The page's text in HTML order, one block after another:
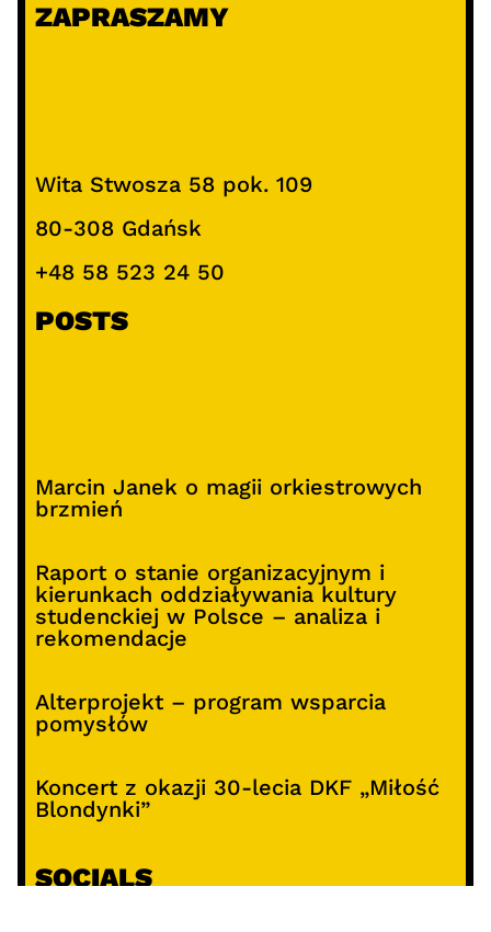
ZAPRASZAMY
Wita Stwosza 58 pok. 109
80-308 Gdańsk
+48 58 523 24 50
POSTS
Marcin Janek o magii orkiestrowych
brzmień
Raport o stanie organizacyjnym i
kierunkach oddziaływania kultury
studenckiej w Polsce – analiza i
rekomendacje
Alterprojekt – program wsparcia
pomysłów
Koncert z okazji 30-lecia DKF „Miłość
Blondynki”
SOCIALS